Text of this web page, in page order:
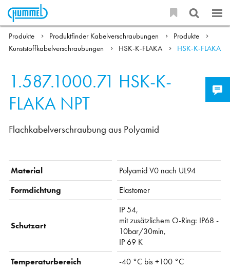
Produkte Produktfinder Kabelverschraubungen
Produkte
Kunststoffkabelverschraubungen
HSK-K-FLAKA HSK-K-FLAKA
1.587.1000.71 HSK-K-
FLAKA NPT
Flachkabelverschraubung aus Polyamid
Material
Polyamid V0 nach UL94
Formdichtung
Elastomer
Schutzart
IP 54,
mit zusätzlichem O-Ring: IP68 -
10bar/30min,
IP 69 K
Temperaturbereich
-40 °C bis +100 °C